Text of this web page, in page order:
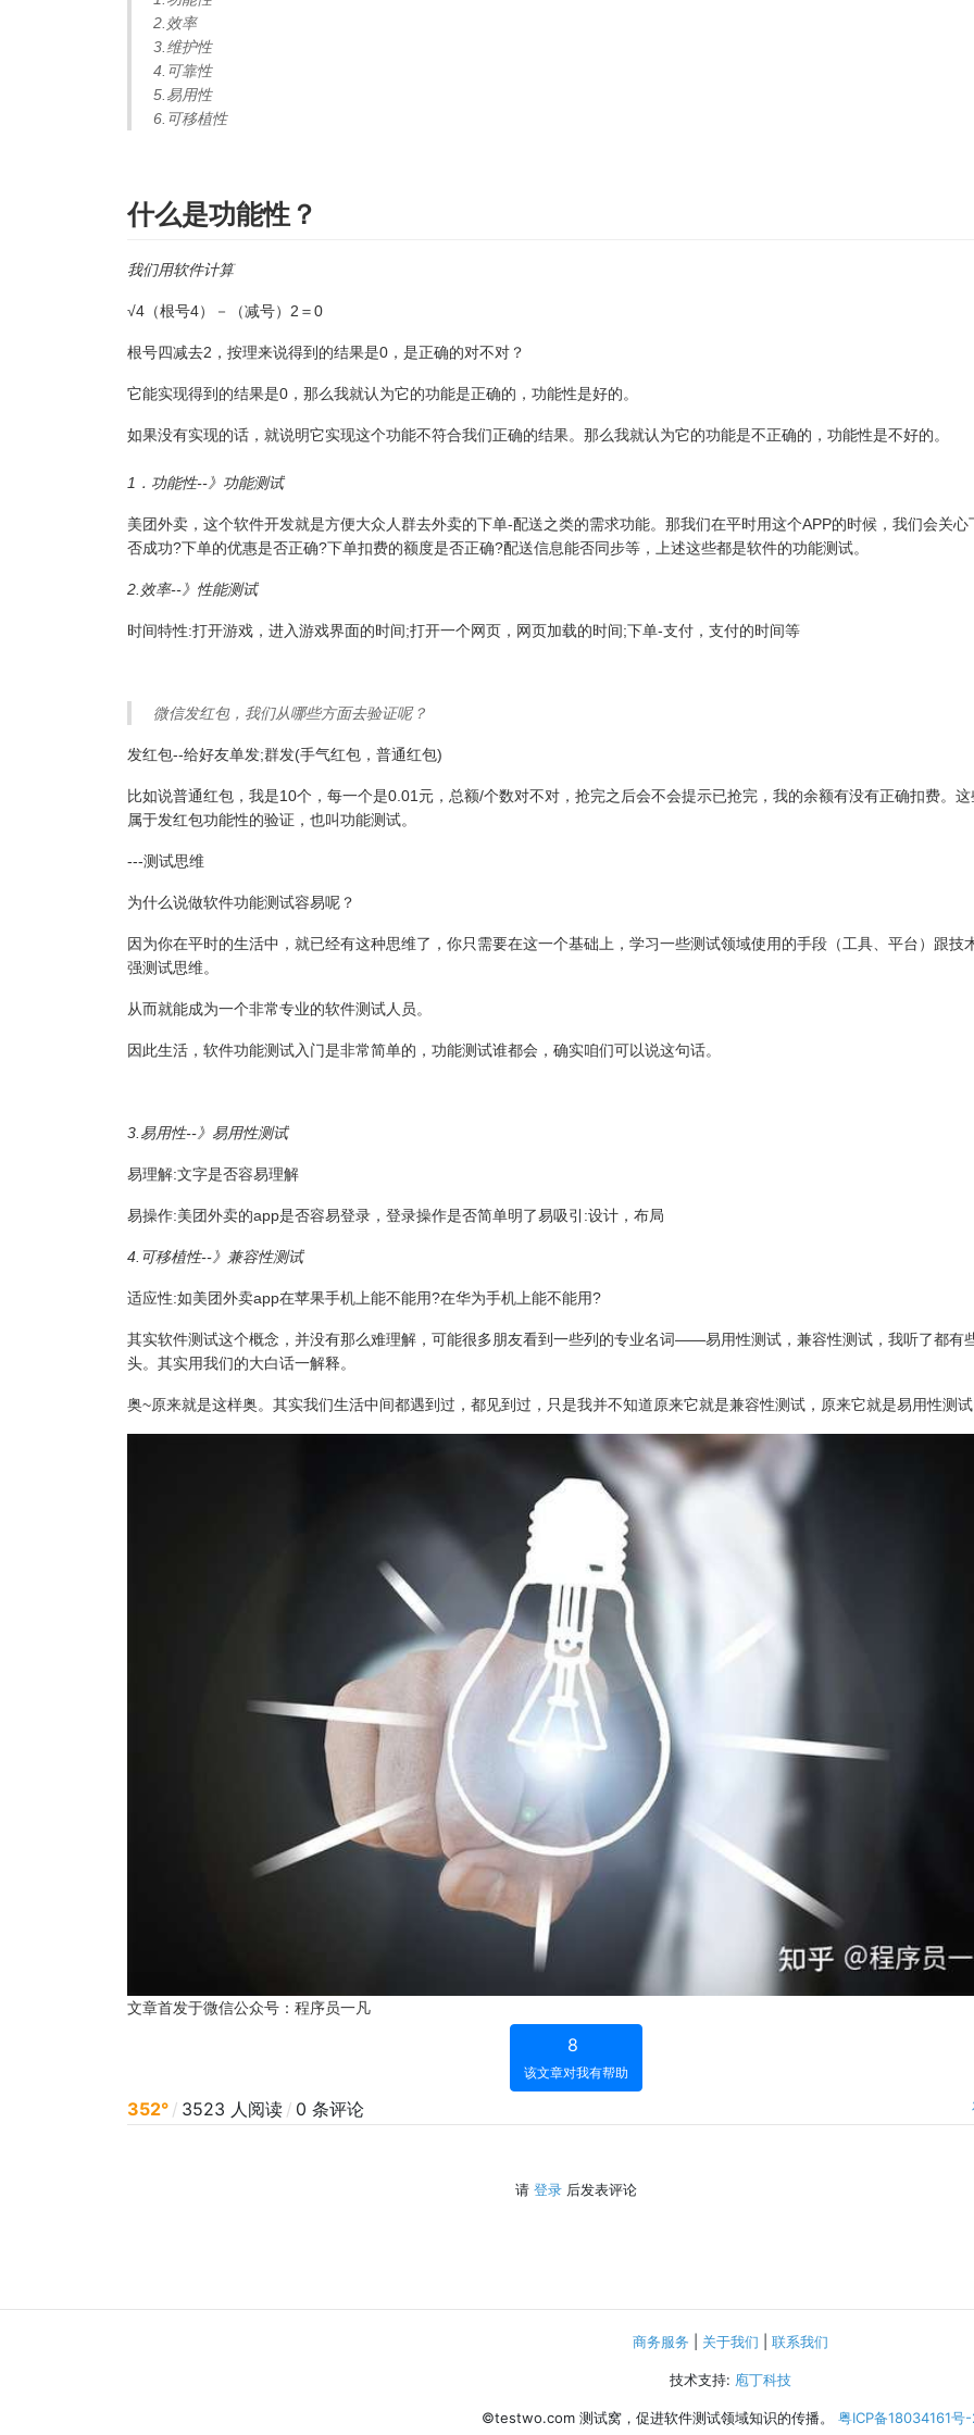
2.效率
3.维护性
4.可靠性
5.易用性
6.可移植性
什么是功能性？
我们用软件计算
√4（根号4）－（减号）2＝0
根号四减去2，按理来说得到的结果是0，是正确的对不对？
它能实现得到的结果是0，那么我就认为它的功能是正确的，功能性是好的。
如果没有实现的话，就说明它实现这个功能不符合我们正确的结果。那么我就认为它的功能是不正确的，功能性是不好的。
1．功能性--》功能测试
美团外卖，这个软件开发就是方便大众人群去外卖的下单-配送之类的需求功能。那我们在平时用这个APP的时候，我们会关心
否成功?下单的优惠是否正确?下单扣费的额度是否正确?配送信息能否同步等，上述这些都是软件的功能测试。
2.效率--》性能测试
时间特性:打开游戏，进入游戏界面的时间;打开一个网页，网页加载的时间;下单-支付，支付的时间等
微信发红包，我们从哪些方面去验证呢？
发红包--给好友单发;群发(手气红包，普通红包)
比如说普通红包，我是10个，每一个是0.01元，总额/个数对不对，抢完之后会不会提示已抢完，我的余额有没有正确扣费。
属于发红包功能性的验证，也叫功能测试。
---测试思维
为什么说做软件功能测试容易呢？
因为你在平时的生活中，就已经有这种思维了，你只需要在这一个基础上，学习一些测试领域使用的手段（工具、平台）跟技
强测试思维。
从而就能成为一个非常专业的软件测试人员。
因此生活，软件功能测试入门是非常简单的，功能测试谁都会，确实咱们可以说这句话。
3.易用性--》易用性测试
易理解:文字是否容易理解
易操作:美团外卖的app是否容易登录，登录操作是否简单明了易吸引:设计，布局
4.可移植性--》兼容性测试
适应性:如美团外卖app在苹果手机上能不能用?在华为手机上能不能用?
其实软件测试这个概念，并没有那么难理解，可能很多朋友看到一些列的专业名词——易用性测试，兼容性测试，我听了都有
头。其实用我们的大白话一解释。
奥~原来就是这样奥。其实我们生活中间都遇到过，都见到过，只是我并不知道原来它就是兼容性测试，原来它就是易用性测
文章首发于微信公众号：程序员一凡
8
该文章对我有帮助
352° / 3523 人阅读 / 0 条评论
请 登录后发表评论
商务服务 关于我们 联系我们
技术支持: 庖丁科技
©testwo.com 测试窝，促进软件测试领域知识的传播。 粤ICP备18034161号